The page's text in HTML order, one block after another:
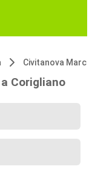
Civitanova
Corigliano